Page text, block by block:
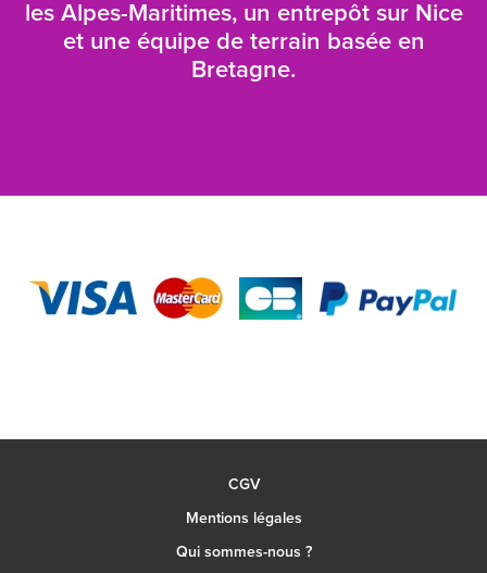
les Alpes-Maritimes, un entrepôt sur Nice
et une équipe de terrain basée en
Bretagne.
CGV
Mentions légales
Qui sommes-nous ?